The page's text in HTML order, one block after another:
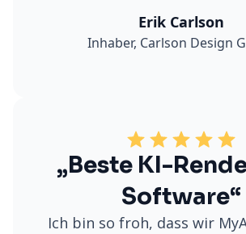
Erik Carlson
Inhaber, Carlson Design
„Beste KI-
Software“
Ich bin so froh, dass wir